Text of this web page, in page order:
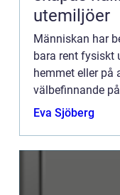
utemiljöer
Människan har
bara rent fysiskt
hemmet eller på
välbefinnande
Eva Sjöberg